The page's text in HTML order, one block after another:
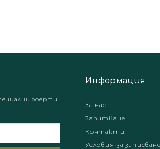
оферти
Информация
За нас
Запитване
Контакти
Условия за записване